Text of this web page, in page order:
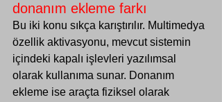
donanım ekleme farkı
Bu iki konu sıkça karıştırılır. Multimedya
özellik aktivasyonu, mevcut sistemin
içindeki kapalı işlevleri yazılımsal
olarak kullanıma sunar. Donanım
ekleme ise araçta fiziksel olarak